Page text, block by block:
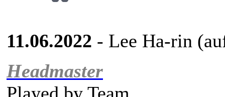
11.06.2022 - Lee Ha-rin
Headmaster